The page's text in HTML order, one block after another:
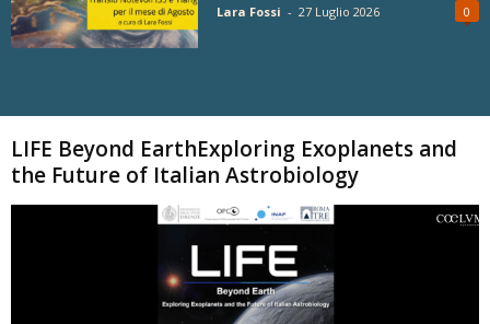
Lara Fossi - 27 Luglio 2026 0
LIFE Beyond EarthExploring Exoplanets and
the Future of Italian Astrobiology